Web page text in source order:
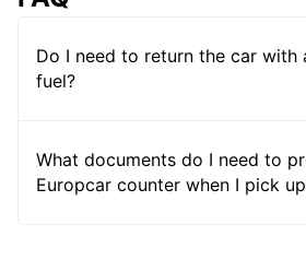
Do I need to return the car with
fuel?
What documents do I need to
Europcar counter when I pick